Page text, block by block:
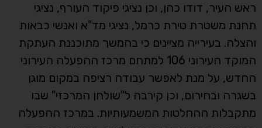
ראש העיר, דודו כהן, וכן נציגי פיקוד העורף, נציגי
תחנת משטרת טירת כרמל, נציגי מד"א ואנשי כבאות
והצלה. בעירייה מציינים כי בהמשך מתוכננת העתקת
המוקד העירוני 106 למתחם מרכז ההפעלה העירוני
החדש, על מנת לאפשר עבודה רציפה במקום מוגן
בשגרה ובחירום, וכן קירבה ל"שולחן המרכזי" שבו
מתקבלות ההחלטות המשמעותיות. במרכז ההפעלה